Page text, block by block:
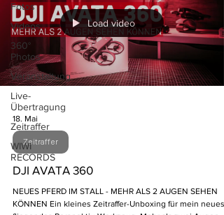
Fotos
Videos
360°
Photos
Veranstaltung
Live-
Übertragung
Zeitraffer
WIWI
RECORDS
Load video
18. Mai
Zeitraffer
DJI AVATA 360
NEUES PFERD IM STALL - MEHR ALS 2 AUGEN SEHEN
KÖNNEN Ein kleines Zeitraffer-Unboxing für mein neues